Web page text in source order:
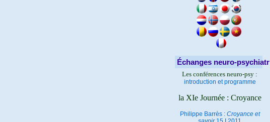
Échanges neuro-
Les conférences neuro-psy :
introduction et programme
la XIe Journée : Croyance
Philippe Barrès : Croyance et